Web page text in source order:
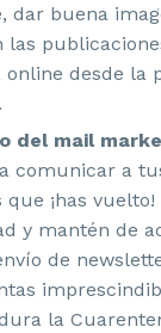
dar buena
las
online desde la
del mail
comunicar a
que ¡has
y mantén de
de
la